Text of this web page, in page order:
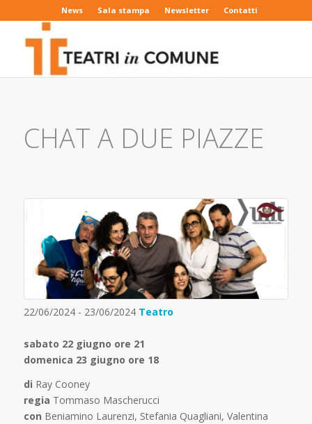
News Sala stampa Newsletter Contatti
CHAT A DUE PIAZZE
22/06/2024 - 23/06/2024 Teatro
sabato 22 giugno ore 21
domenica 23 giugno ore 18
di Ray Cooney
regia Tommaso Mascherucci
con Beniamino Laurenzi, Stefania Quagliani, Valentina